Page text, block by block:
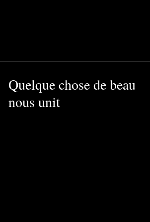
Quelque chose de beau
nous unit